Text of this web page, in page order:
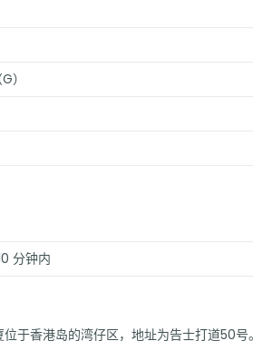
）
分钟内
位于香港岛的湾仔区，地址为告士打道50